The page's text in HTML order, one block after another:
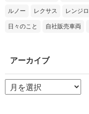
ルノー レクサス レンジ
日々のこと 自社販売車両
アーカイブ
ア
ー